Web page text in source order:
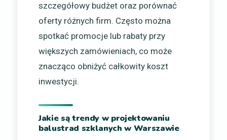
szczegółowy budżet oraz porównać
oferty różnych firm. Często można
spotkać promocje lub rabaty przy
większych zamówieniach, co może
znacząco obniżyć całkowity koszt
inwestycji.
Jakie są trendy w projektowaniu
balustrad szklanych w Warszawie